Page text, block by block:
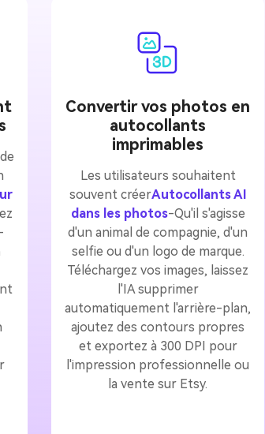
Convertir vos photos en
autocollants
imprimables
Les utilisateurs souhaitent
souvent créerAutocollants AI
dans les photos-Qu'il s'agisse
d'un animal de compagnie, d'un
selfie ou d'un logo de marque.
Téléchargez vos images, laissez
l'IA supprimer
automatiquement l'arrière-plan,
ajoutez des contours propres
et exportez à 300 DPI pour
l'impression professionnelle ou
la vente sur Etsy.